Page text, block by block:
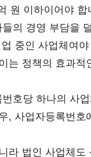
원 이하이어야
의 경영 부담을
중인 사업체여
는 정책의 효과적
호당 하나의 사
, 사업자등록번호
라 법인 사업체도